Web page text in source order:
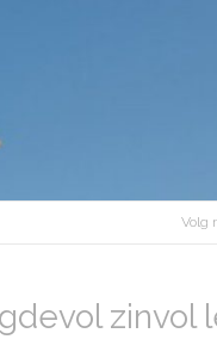
Volg
zinvol